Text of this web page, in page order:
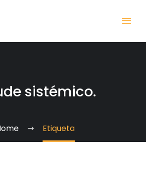
sistémico.
Etiqueta